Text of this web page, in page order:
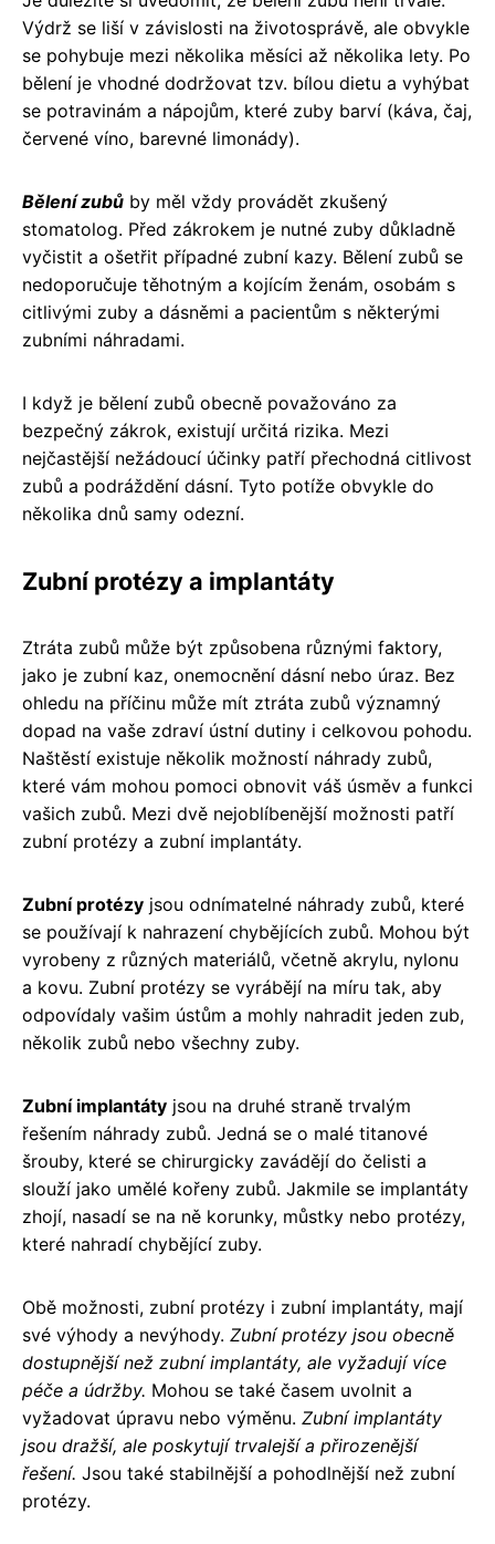
Výdrž se liší v závislosti na životosprávě, ale obvykle
se pohybuje mezi několika měsíci až několika lety. Po
bělení je vhodné dodržovat tzv. bílou dietu a vyhýbat
se potravinám a nápojům, které zuby barví (káva, čaj,
červené víno, barevné limonády).
Bělení zubů by měl vždy provádět zkušený
stomatolog. Před zákrokem je nutné zuby důkladně
vyčistit a ošetřit případné zubní kazy. Bělení zubů se
nedoporučuje těhotným a kojícím ženám, osobám s
citlivými zuby a dásněmi a pacientům s některými
zubními náhradami.
I když je bělení zubů obecně považováno za
bezpečný zákrok, existují určitá rizika. Mezi
nejčastější nežádoucí účinky patří přechodná citlivost
zubů a podráždění dásní. Tyto potíže obvykle do
několika dnů samy odezní.
Zubní protézy a implantáty
Ztráta zubů může být způsobena různými faktory,
jako je zubní kaz, onemocnění dásní nebo úraz. Bez
ohledu na příčinu může mít ztráta zubů významný
dopad na vaše zdraví ústní dutiny i celkovou pohodu.
Naštěstí existuje několik možností náhrady zubů,
které vám mohou pomoci obnovit váš úsměv a funkci
vašich zubů. Mezi dvě nejoblíbenější možnosti patří
zubní protézy a zubní implantáty.
Zubní protézy jsou odnímatelné náhrady zubů, které
se používají k nahrazení chybějících zubů. Mohou být
vyrobeny z různých materiálů, včetně akrylu, nylonu
a kovu. Zubní protézy se vyrábějí na míru tak, aby
odpovídaly vašim ústům a mohly nahradit jeden zub,
několik zubů nebo všechny zuby.
Zubní implantáty jsou na druhé straně trvalým
řešením náhrady zubů. Jedná se o malé titanové
šrouby, které se chirurgicky zavádějí do čelisti a
slouží jako umělé kořeny zubů. Jakmile se implantáty
zhojí, nasadí se na ně korunky, můstky nebo protézy,
které nahradí chybějící zuby.
Obě možnosti, zubní protézy i zubní implantáty, mají
své výhody a nevýhody. Zubní protézy jsou obecně
dostupnější než zubní implantáty, ale vyžadují více
péče a údržby. Mohou se také časem uvolnit a
vyžadovat úpravu nebo výměnu. Zubní implantáty
jsou dražší, ale poskytují trvalejší a přirozenější
řešení. Jsou také stabilnější a pohodlnější než zubní
protézy.